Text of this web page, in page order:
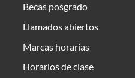
Becas posgrado
Llamados abiertos
Marcas horarias
Horarios de clase